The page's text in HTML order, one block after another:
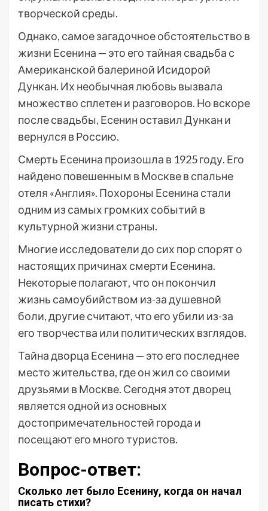
творческой среды.
Однако, самое загадочное обстоятельство в
жизни Есенина — это его тайная свадьба с
Американской балериной Исидорой
Дункан. Их необычная любовь вызвала
множество сплетен и разговоров. Но вскоре
после свадьбы, Есенин оставил Дункан и
вернулся в Россию.
Смерть Есенина произошла в 1925 году. Его
найдено повешенным в Москве в спальне
отеля «Англия». Похороны Есенина стали
одним из самых громких событий в
культурной жизни страны.
Многие исследователи до сих пор спорят о
настоящих причинах смерти Есенина.
Некоторые полагают, что он покончил
жизнь самоубийством из-за душевной
боли, другие считают, что его убили из-за
его творчества или политических взглядов.
Тайна дворца Есенина — это его последнее
место жительства, где он жил со своими
друзьями в Москве. Сегодня этот дворец
является одной из основных
достопримечательностей города и
посещают его много туристов.
Вопрос-ответ:
Сколько лет было Есенину, когда он начал
писать стихи?